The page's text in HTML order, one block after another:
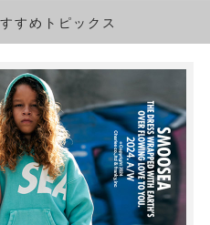
すめトピックス